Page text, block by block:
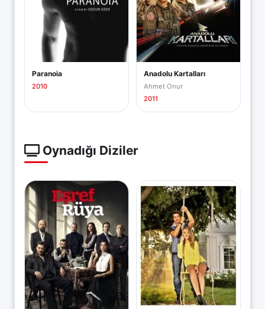
Paranoia
2010
Anadolu Kartalları
Ahmet Onur
2011
Oynadığı Diziler